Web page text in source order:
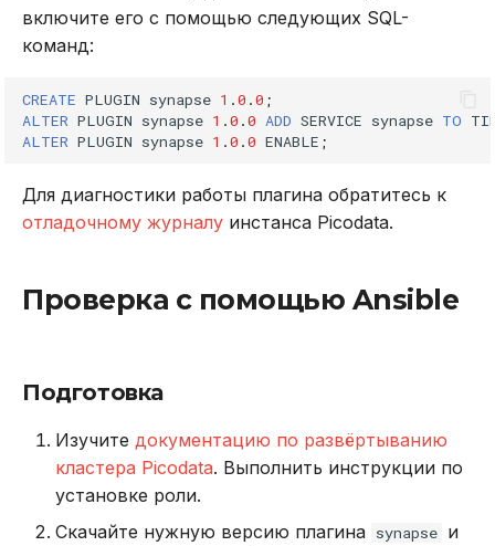
включите его с помощью следующих SQL-
команд:
CREATE PLUGIN synapse 1 .0 .0 ;
ALTER PLUGIN synapse 1 .0 .0 ADD SERVICE synapse TO
ALTER PLUGIN synapse 1 .0 .0 ENABLE ;
Для диагностики работы плагина обратитесь к
отладочному журналу инстанса Picodata.
Проверка с помощью Ansible
Подготовка
Изучите документацию по развёртыванию
кластера Picodata. Выполнить инструкции по
установке роли.
Скачайте нужную версию плагина synapse и